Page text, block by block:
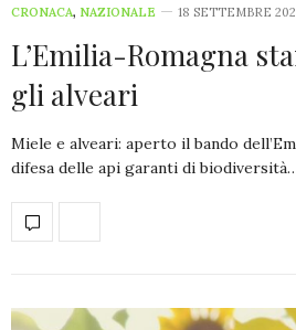
CRONACA, NAZIONALE 18 SETTEMBRE
L’Emilia-Romagna
gli alveari
Miele e alveari: aperto il bando
difesa delle api garanti di